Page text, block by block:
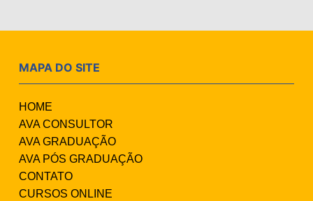
MAPA DO SITE
HOME
AVA CONSULTOR
AVA GRADUAÇÃO
AVA PÓS GRADUAÇÃO
CONTATO
CURSOS ONLINE